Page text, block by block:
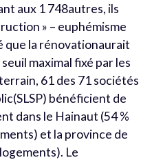
aux 1 748autres, ils
» – euphémisme
que la rénovationaurait
maximal fixé par les
61 des 71 sociétés
bénéficient de
dans le Hainaut (54 %
et la province de
Le